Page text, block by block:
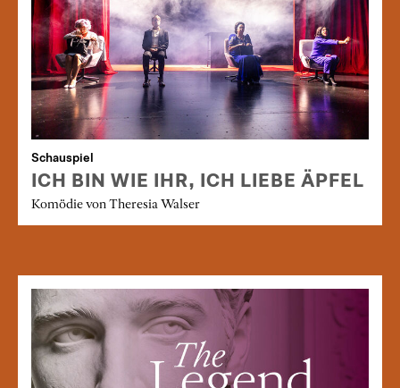
Schauspiel
ICH BIN WIE IHR, ICH LIEBE ÄPFEL
Komödie von Theresia Walser